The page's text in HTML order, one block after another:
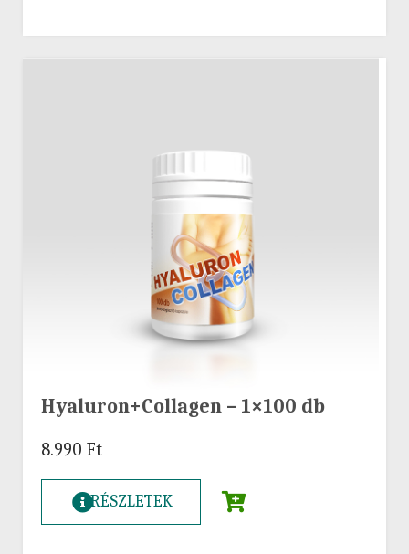
Hyaluron+Collagen – 1×100 db
8.990 Ft
RÉSZLETEK